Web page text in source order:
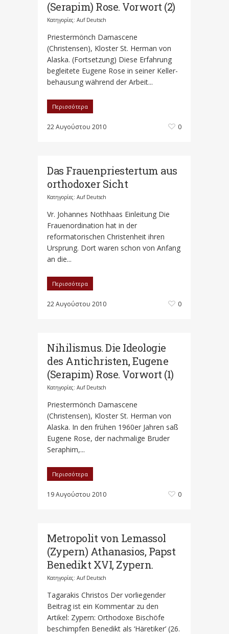
(Serapim) Rose. Vorwort (2)
Κατηγορίες: Auf Deutsch
Priestermönch Damascene
(Christensen), Kloster St. Herman von
Alaska. (Fortsetzung) Diese Erfahrung
begleitete Eugene Rose in seiner Keller-
behausung während der Arbeit...
Περισσότερα
22 Αυγούστου 2010 0
Das Frauenpriestertum aus
orthodoxer Sicht
Κατηγορίες: Auf Deutsch
Vr. Johannes Nothhaas Einleitung Die
Frauenordination hat in der
reformatorischen Christenheit ihren
Ursprung. Dort waren schon von Anfang
an die...
Περισσότερα
22 Αυγούστου 2010 0
Nihilismus. Die Ideologie
des Antichristen, Eugene
(Serapim) Rose. Vorwort (1)
Κατηγορίες: Auf Deutsch
Priestermönch Damascene
(Christensen), Kloster St. Herman von
Alaska. In den frühen 1960er Jahren saß
Eugene Rose, der nachmalige Bruder
Seraphim,...
Περισσότερα
19 Αυγούστου 2010 0
Metropolit von Lemassol
(Zypern) Athanasios, Papst
Benedikt XVI, Zypern.
Κατηγορίες: Auf Deutsch
Tagarakis Christos Der vorliegender
Beitrag ist ein Kommentar zu den
Artikel: Zypern: Orthodoxe Bischöfe
beschimpfen Benedikt als ‘Häretiker’ (26.